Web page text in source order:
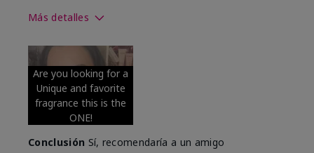
Más detalles
describe este
producto para
ti?
Cítricos, Delicious, Floral, Fresco,
Picante, Terroso, Unique
Are you looking for a
Unique and favorite
fragrance this is the
ONE!
Conclusión Sí, recomendaría a un amigo